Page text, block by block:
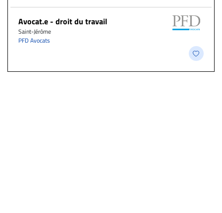
Avocat.e - droit du travail
Saint-Jérôme
PFD Avocats